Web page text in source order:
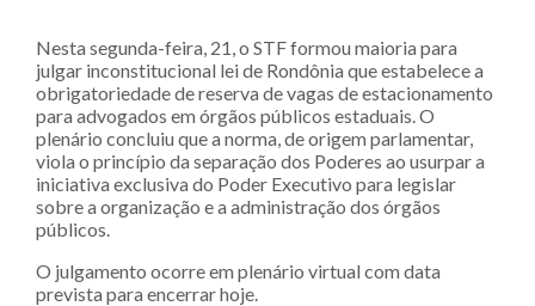
Nesta segunda-feira, 21, o STF formou maioria para
julgar inconstitucional lei de Rondônia que estabelece a
obrigatoriedade de reserva de vagas de estacionamento
para advogados em órgãos públicos estaduais. O
plenário concluiu que a norma, de origem parlamentar,
viola o princípio da separação dos Poderes ao usurpar a
iniciativa exclusiva do Poder Executivo para legislar
sobre a organização e a administração dos órgãos
públicos.
O julgamento ocorre em plenário virtual com data
prevista para encerrar hoje.